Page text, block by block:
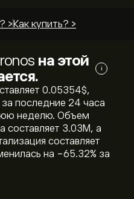
> Как купить? >
на этой
i
0.05354‎$‎,
последние 24 часа
неделю. Объем
составляет 3.03M, а
составляет
на ‎-65.32‎% за